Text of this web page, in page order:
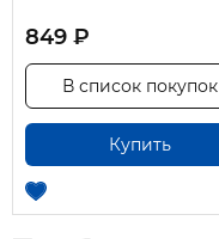
849 ₽
Купить
В список покупок